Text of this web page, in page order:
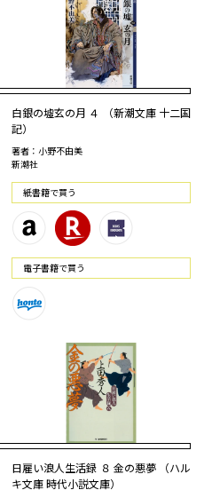
白銀の墟玄の月 ４ （新潮文庫 十二国
記）
著者：小野不由美
新潮社
紙書籍で買う
電⼦書籍で買う
日雇い浪人生活録 ８ 金の悪夢 （ハル
キ文庫 時代小説文庫）